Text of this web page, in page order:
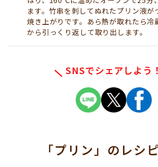
ます。竹串を刺してぬれたプリン液が
焼き上がりです。あら熱が取れたら冷
から引っくり返して取り出します。
SNSでシェアしよう！
「プリン」 のレシ